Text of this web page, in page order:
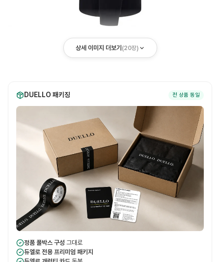
상세 이미지 더보기 (20장)
DUELLO 패키징 전 상품 동일
정품 풀박스 구성 그대로
듀엘로 전용 프리미엄 패키지